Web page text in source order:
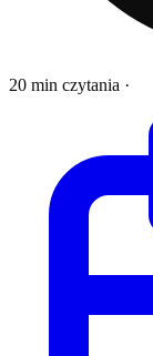
20 min czytania ·